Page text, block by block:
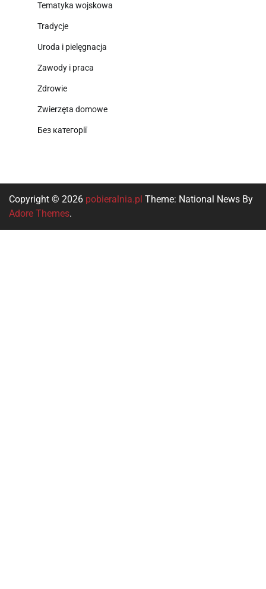
Tematyka wojskowa
Tradycje
Uroda i pielęgnacja
Zawody i praca
Zdrowie
Zwierzęta domowe
Без категорії
Copyright © 2026 pobieralnia.pl Theme: National News By
Adore Themes.